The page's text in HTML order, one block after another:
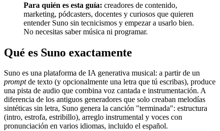
Para quién es esta guía: creadores de contenido,
marketing, pódcasters, docentes y curiosos que quieren
entender Suno sin tecnicismos y empezar a usarlo bien.
No necesitas saber música ni programar.
Qué es Suno exactamente
Suno es una plataforma de IA generativa musical: a partir de un
promptde texto (y opcionalmente una letra que tú escribas), produce
una pista de audio que combina voz cantada e instrumentación. A
diferencia de los antiguos generadores que solo creaban melodías
sintéticas sin letra, Suno genera la canción "terminada": estructura
(intro, estrofa, estribillo), arreglo instrumental y voces con
pronunciación en varios idiomas, incluido el español.